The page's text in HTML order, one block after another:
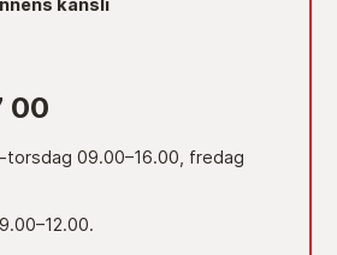
kansli
00
09.00–16.00, fredag